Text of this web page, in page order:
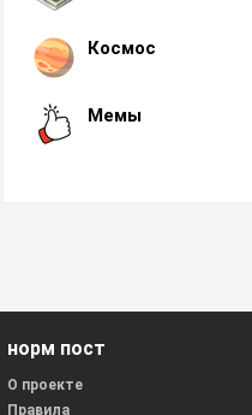
Космос
Мемы
норм пост
О проекте
Правила